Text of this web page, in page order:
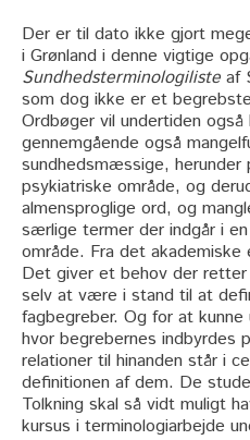
Der er til dato ikke gjort
i Grønland i denne vigtige
Sundhedsterminologiliste af
som dog ikke er et
Ordbøger vil undertiden
gennemgående også
sundhedsmæssige, herunder
psykiatriske område, og
almensproglige ord, og
særlige termer der indgår i
område. Fra det
Det giver et behov der
selv at være i stand til at
fagbegreber. Og for at
hvor begrebernes indbyrdes
relationer til hinanden står i
definitionen af dem. De
Tolkning skal så vidt muligt
kursus i terminologiarbejde